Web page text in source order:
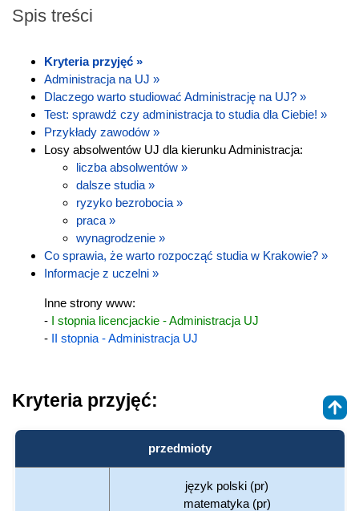
Spis treści
Kryteria przyjęć »
Administracja na UJ »
Dlaczego warto studiować Administrację na UJ? »
Test: sprawdź czy administracja to studia dla Ciebie! »
Przykłady zawodów »
Losy absolwentów UJ dla kierunku Administracja:
liczba absolwentów »
dalsze studia »
ryzyko bezrobocia »
praca »
wynagrodzenie »
Co sprawia, że warto rozpocząć studia w Krakowie? »
Informacje z uczelni »
Inne strony www:
- I stopnia licencjackie - Administracja UJ
- II stopnia - Administracja UJ
Kryteria przyjęć:
przedmioty
język polski (pr)
matematyka (pr)